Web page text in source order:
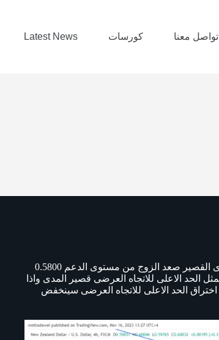
تواصل معنا كورسات Latest News
مازال الزوج فى اتجاه عرضى على المدى القصير من بعد اتجاه هابط على المدى القصير صعد الزوج من مستوى الدعم 0.5800
الحد الادنى للاتجاه العرضى واستمر صعود الزوج الى المقاومة 0.6050 وتمثل الحد الاعلى للاتجاه العرضى قصير المدى واذا
0.6150 اما اذا فشلت الاسعار فى اختراق الحد الاعلى للاتجاه العرضى سينخفض